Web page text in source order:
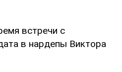
встречи с
в нардепы Виктора